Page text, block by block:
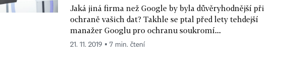
Jaká jiná firma než Google by byla důvěryhodnější při
ochraně vašich dat? Takhle se ptal před lety tehdejší
manažer Googlu pro ochranu soukromí...
21. 11. 2019 ▪ 7 min. čtení